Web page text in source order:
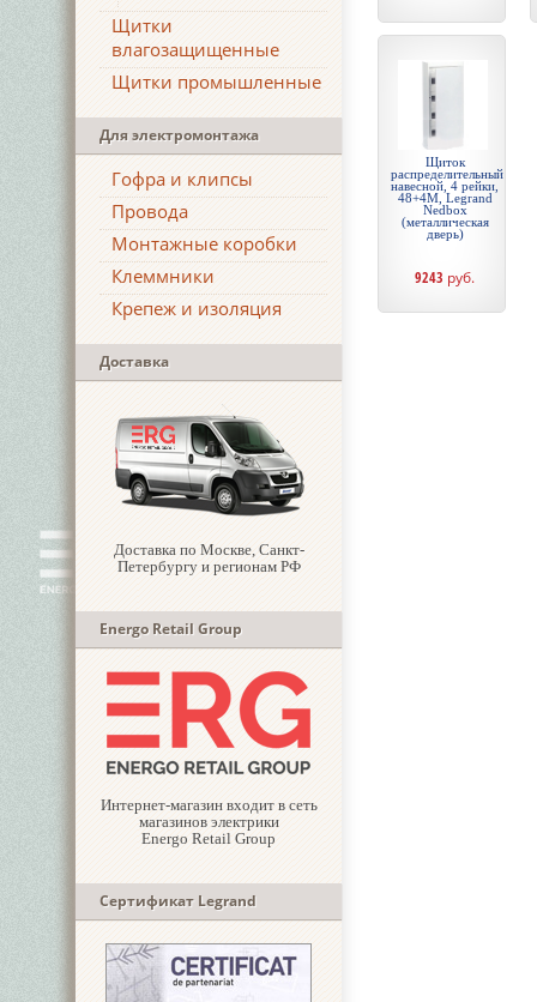
Щитки
влагозащищенные
Щитки промышленные
Для электромонтажа
Гофра и клипсы
Провода
Монтажные коробки
Клеммники
Крепеж и изоляция
Доставка
Доставка по Москве, Санкт-
Петербургу и регионам РФ
Energo Retail Group
Интернет-магазин входит в сеть
магазинов электрики
Energo Retail Group
Сертификат Legrand
Щиток
распределительный
навесной, 4 рейки,
48+4М, Legrand
Nedbox
(металлическая
дверь)
9243 руб.